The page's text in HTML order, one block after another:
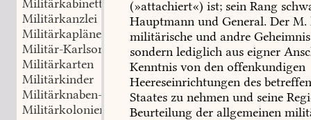
Militärkabinett
Militärkanzlei
Militärkapläne
Militär-Karlsorden
Militärkarten
Militärkinder
Militärknaben-Erziehungsinstitut
Militärkolonien
(»attachiert«) ist; sein Rang
Hauptmann und General. Der M.
militärische und andre
sondern lediglich aus eigner
Kenntnis von den offenkundigen
Heereseinrichtungen des
Staates zu nehmen und seine
Beurteilung der allgemeinen